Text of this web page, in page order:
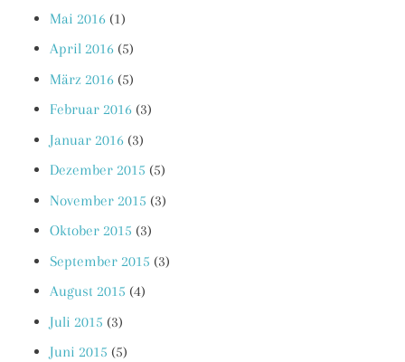
Mai 2016 (1)
April 2016 (5)
März 2016 (5)
Februar 2016 (3)
Januar 2016 (3)
Dezember 2015 (5)
November 2015 (3)
Oktober 2015 (3)
September 2015 (3)
August 2015 (4)
Juli 2015 (3)
Juni 2015 (5)